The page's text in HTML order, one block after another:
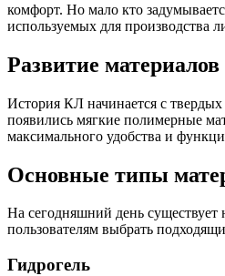
комфорт. Но мало кто
используемых для производства
Развитие
История КЛ начинается с
появились мягкие полимерные
максимального удобства и
Основные типы
На сегодняшний день существует
пользователям выбрать
Гидрогель